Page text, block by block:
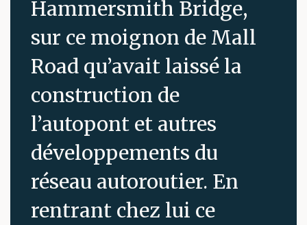
Hammersmith Bridge,
sur ce moignon de Mall
Road qu’avait laissé la
construction de
l’autopont et autres
développements du
réseau autoroutier. En
rentrant chez lui ce